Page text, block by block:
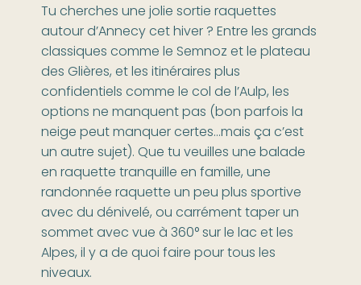
Tu cherches une jolie sortie raquettes
autour d’Annecy cet hiver ? Entre les grands
classiques comme le Semnoz et le plateau
des Glières, et les itinéraires plus
confidentiels comme le col de l’Aulp, les
options ne manquent pas (bon parfois la
neige peut manquer certes…mais ça c’est
un autre sujet). Que tu veuilles une balade
en raquette tranquille en famille, une
randonnée raquette un peu plus sportive
avec du dénivelé, ou carrément taper un
sommet avec vue à 360° sur le lac et les
Alpes, il y a de quoi faire pour tous les
niveaux.